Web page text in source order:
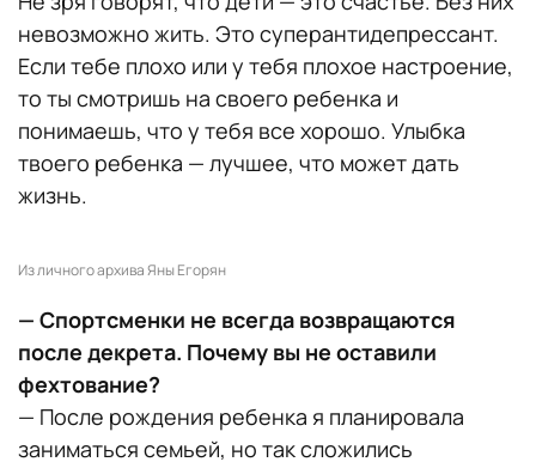
невозможно жить. Это суперантидепрессант.
Если тебе плохо или у тебя плохое настроение,
то ты смотришь на своего ребенка и
понимаешь, что у тебя все хорошо. Улыбка
твоего ребенка — лучшее, что может дать
жизнь.
Из личного архива Яны Егорян
— Спортсменки не всегда возвращаются
после декрета. Почему вы не оставили
фехтование?
— После рождения ребенка я планировала
заниматься семьей, но так сложились